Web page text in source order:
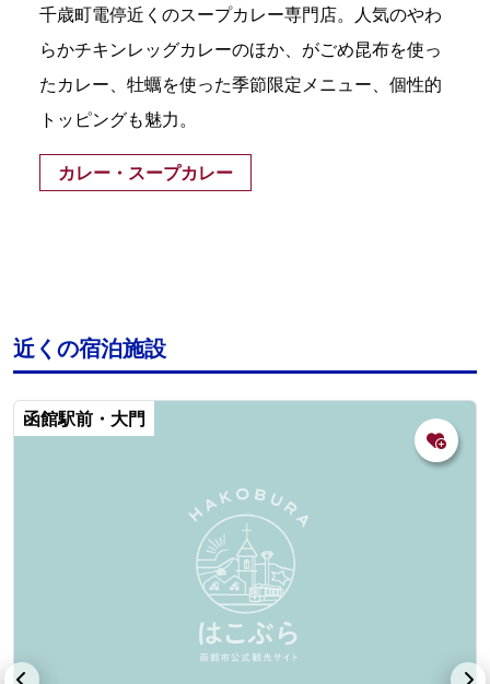
千歳町電停近くのスープカレー専門店。人気のやわ
らかチキンレッグカレーのほか、がごめ昆布を使っ
たカレー、牡蠣を使った季節限定メニュー、個性的
トッピングも魅力。
カレー・スープカレー
近くの宿泊施設
函館駅前・大門